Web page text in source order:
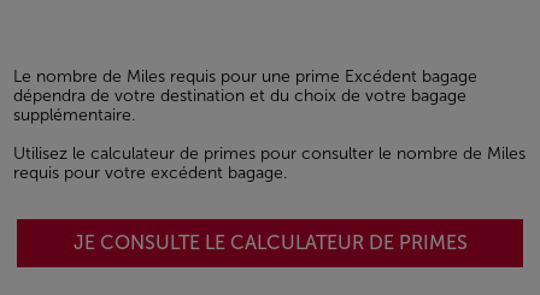
Le nombre de Miles requis pour une prime Excédent bagage
dépendra de votre destination et du choix de votre bagage
supplémentaire.
Utilisez le calculateur de primes pour consulter le nombre de Miles
requis pour votre excédent bagage.
JE CONSULTE LE CALCULATEUR DE PRIMES